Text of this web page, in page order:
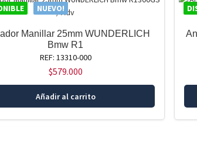
NUEVO!
Manillar 25mm WUNDERLICH
Bmw R1
REF: 13310-000
$579.000
Añadir al carrito